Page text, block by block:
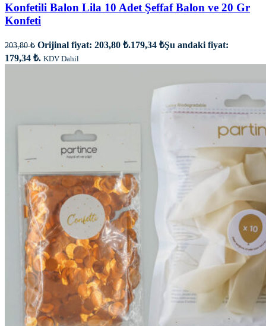
Konfetili Balon Lila 10 Adet Şeffaf Balon ve 20 Gr
Konfeti
203,80₺ Orijinal fiyat: 203,80 ₺.179,34 ₺Şu andaki fiyat:
179,34 ₺. KDV Dahil